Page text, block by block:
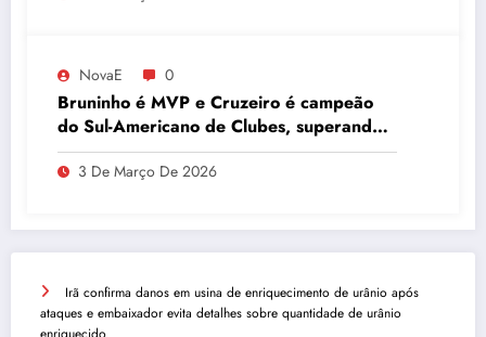
NovaE 0
Bruninho é MVP e Cruzeiro é campeão
do Sul-Americano de Clubes, superando
Campinas
3 De Março De 2026
Irã confirma danos em usina de enriquecimento de urânio após
ataques e embaixador evita detalhes sobre quantidade de urânio